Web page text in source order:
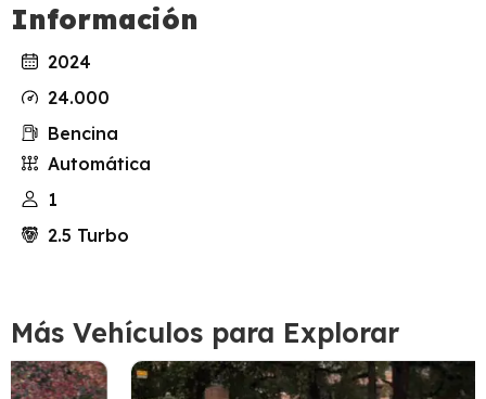
Información
2024
24.000
Bencina
Automática
1
2.5 Turbo
Más Vehículos para Explorar